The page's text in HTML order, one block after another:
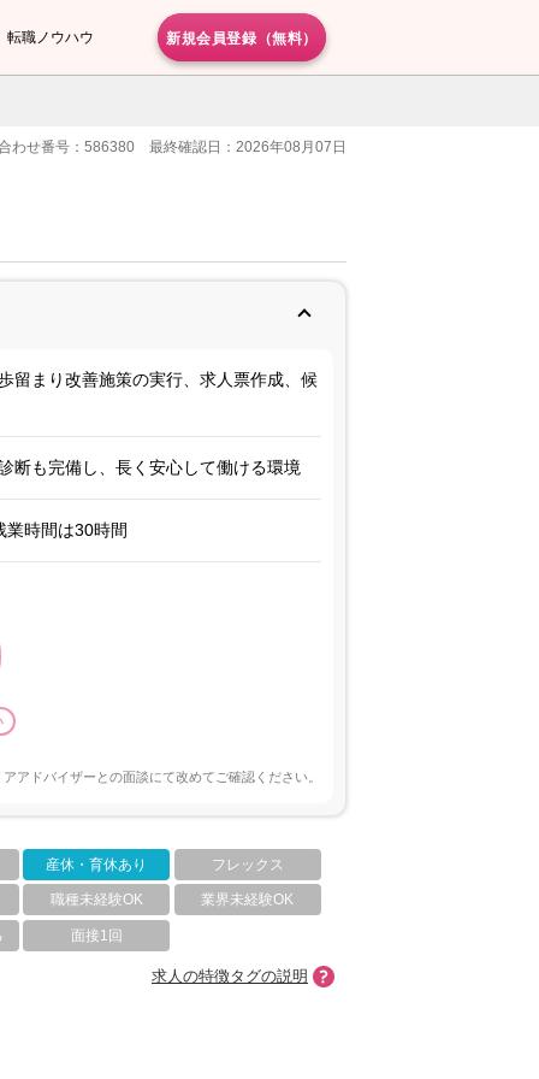
転職ノウハウ 新規会員登録（無料）
わせ番号：586380 最終確認日：2026年08月07日
留まり改善施策の実行、求人票作成、候
断も完備し、長く安心して働ける環境
時間は30時間
アドバイザーとの面談にて改めてご確認ください。
産休・育休あり フレックス
職種未経験OK 業界未経験OK
面接1回
求人の特徴タグの説明